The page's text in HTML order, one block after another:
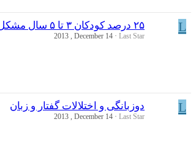
L ۲۵ درصد کودکان ۳ تا ۵ سال مشکل تکلم دارند
Last Star
2013 , December 14
L دوزبانگی و اختلالات گفتار و زبان
Last Star
2013 , December 14